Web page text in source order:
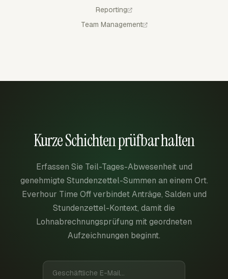
Reporting
Team Management
Kurze Schichten prüfbar halten
Erfassen Sie Teil-Tages-Abwesenheit und
genehmigte Stundenzettel-Summen an einem Ort.
Everhour Time Off verbindet Anträge, Salden und
Stundenzettel-Kontext, damit die
Lohnabrechnungsprüfung mit geordneten
Aufzeichnungen beginnt.